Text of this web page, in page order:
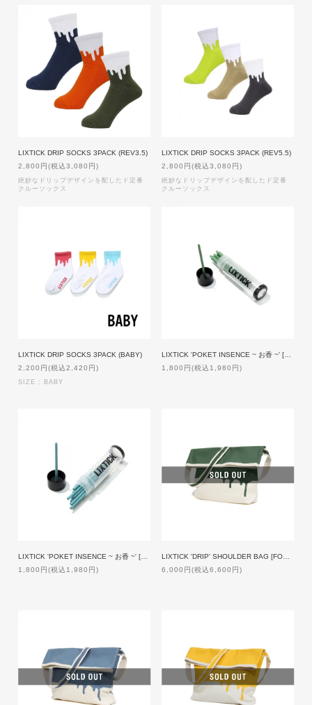
LIXTICK DRIP SOCKS 3PACK (REV3.5)
2,800円(税込3,080円)
絶妙なドリップデザインを配したド定番
クルーソックス
LIXTICK DRIP SOCKS 3PACK (REV5.5)
2,800円(税込3,080円)
絶妙なドリップデザインを配したド定番
クルーソックス
LIXTICK DRIP SOCKS 3PACK (BABY)
2,200円(税込2,420円)
SIZE : BABY
1,800円(税込1,980円)
1,800円(税込1,980円)
6,000円(税込6,600円)